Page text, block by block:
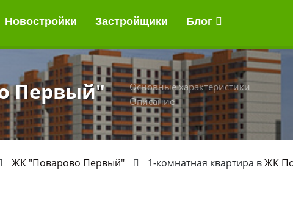
Новостройки Застройщики Блог
Первый"
Основные характеристики
Описание
ЖК "Поварово Первый" 1-комнатная квартира вЖК